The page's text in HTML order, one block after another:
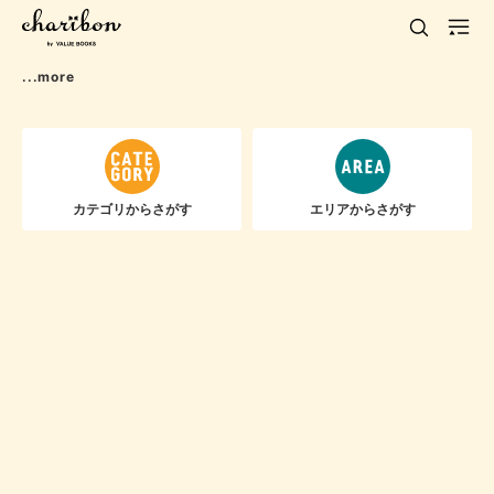
...more
カテゴリからさがす エリアからさがす